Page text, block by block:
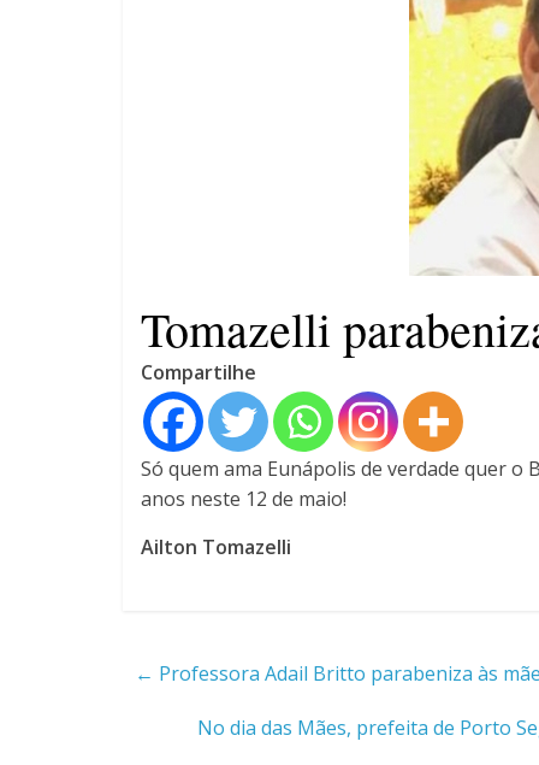
máxima para magistrados
Mendonça precisa explicar
Tomazelli
Compartilhe
Só quem ama Eunápolis de verdade quer o
anos neste 12 de maio!
Ailton Tomazelli
← Professora Adail Britto parabeniza às
No dia das Mães, prefeita de Porto